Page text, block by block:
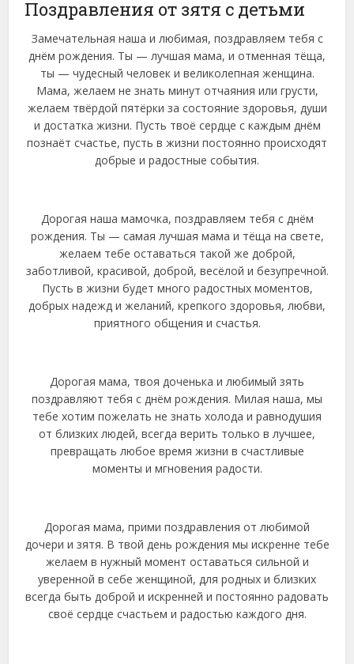
Поздравления от зятя с детьми
Замечательная наша и любимая, поздравляем тебя с
днём рождения. Ты — лучшая мама, и отменная тёща,
ты — чудесный человек и великолепная женщина.
Мама, желаем не знать минут отчаяния или грусти,
желаем твёрдой пятёрки за состояние здоровья, души
и достатка жизни. Пусть твоё сердце с каждым днём
познаёт счастье, пусть в жизни постоянно происходят
добрые и радостные события.
Дорогая наша мамочка, поздравляем тебя с днём
рождения. Ты — самая лучшая мама и тёща на свете,
желаем тебе оставаться такой же доброй,
заботливой, красивой, доброй, весёлой и безупречной.
Пусть в жизни будет много радостных моментов,
добрых надежд и желаний, крепкого здоровья, любви,
приятного общения и счастья.
Дорогая мама, твоя доченька и любимый зять
поздравляют тебя с днём рождения. Милая наша, мы
тебе хотим пожелать не знать холода и равнодушия
от близких людей, всегда верить только в лучшее,
превращать любое время жизни в счастливые
моменты и мгновения радости.
Дорогая мама, прими поздравления от любимой
дочери и зятя. В твой день рождения мы искренне тебе
желаем в нужный момент оставаться сильной и
уверенной в себе женщиной, для родных и близких
всегда быть доброй и искренней и постоянно радовать
своё сердце счастьем и радостью каждого дня.